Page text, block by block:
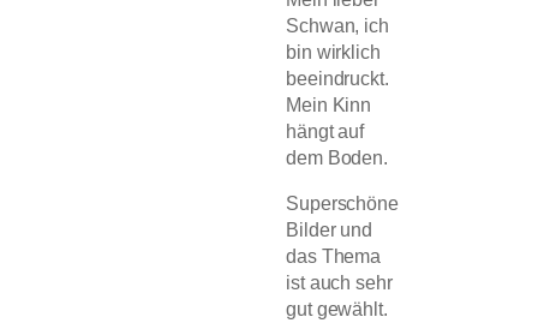
Schwan, ich
bin wirklich
beeindruckt.
Mein Kinn
hängt auf
dem Boden.
Superschöne
Bilder und
das Thema
ist auch sehr
gut gewählt.